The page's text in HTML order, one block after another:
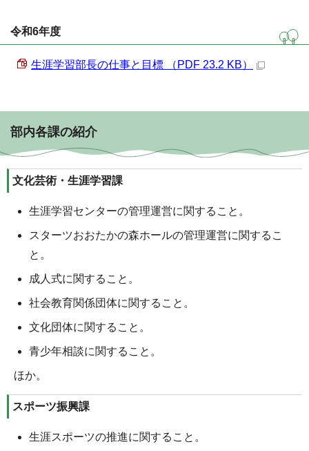
令和6年度
生涯学習部長の仕事と目標 （PDF 23.2 KB）
部内各課の紹介
文化芸術・生涯学習課
生涯学習センターの管理運営に関すること。
スターツおおたかの森ホールの管理運営に関するこ
と。
成人式に関すること。
社会教育関係団体に関すること。
文化団体に関すること。
青少年相談に関すること。
ほか。
スポーツ振興課
生涯スポーツの推進に関すること。